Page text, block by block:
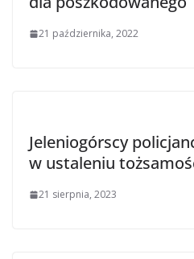
21 października, 2022
Jeleniogórscy
w ustaleniu
21 sierpnia, 2023